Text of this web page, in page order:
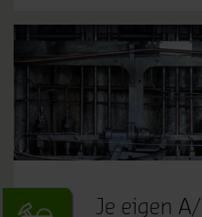
Je eigen